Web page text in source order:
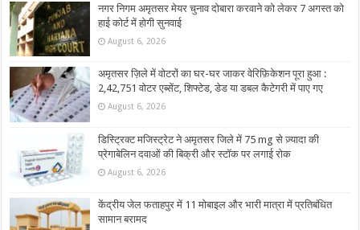
नगर निगम अमृतसर मेयर चुनाव दोबारा करवाने को लेकर 7 अगस्त को
हाई कोर्ट में होगी सुनवाई
August 6, 2026
अमृतसर ज़िले में वोटरों का घर-घर जाकर वेरिफ़िकेशन पूरा हुआ :
2,42,751 वोटर एब्सेंट, शिफ्टेड, डेड या डबल कैटेगरी में पाए गए
August 6, 2026
डिस्ट्रिक्ट मजिस्ट्रेट ने अमृतसर जिले में 75 mg से ज़्यादा की
प्रेगाबेलिन दवाओं की बिक्री और स्टॉक पर लगाई रोक
August 6, 2026
केंद्रीय जेल फताहपुर में 11 मोबाइल और भारी मात्रा में प्रतिबंधित
सामान बरामद